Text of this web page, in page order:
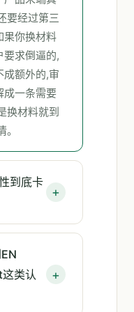
要经过第三
果你换材料
要求倒逼的,
成额外的,审
成一条需要
换材料就到
到底卡
类认